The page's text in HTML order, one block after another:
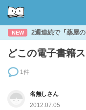
NEW 2週連続で『薬屋
どこの電子書籍
1件
名無しさん
2012.07.05